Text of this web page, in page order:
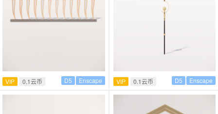
VIP 0.1云币 Enscape
D5 VIP 0.1云币 Enscape
D5